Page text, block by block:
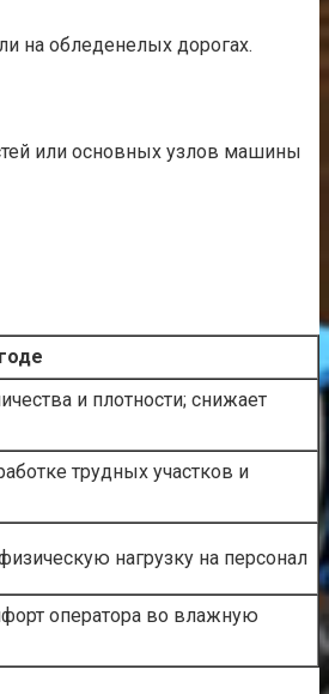
на обледенелых дорогах.
или основных узлов машины
и плотности; снижает
трудных участков и
нагрузку на персонал
оператора во влажную